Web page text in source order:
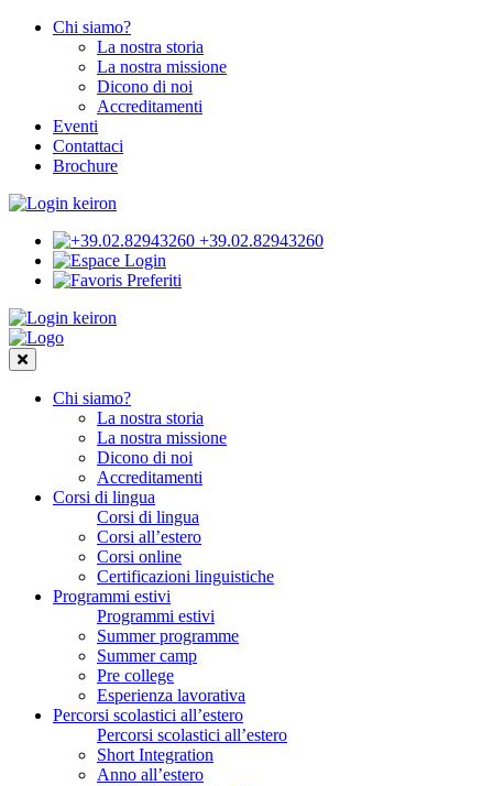
Chi siamo?
La nostra storia
La nostra missione
Dicono di noi
Accreditamenti
Eventi
Contattaci
Brochure
+39.02.82943260
Login
Preferiti
Chi siamo?
La nostra storia
La nostra missione
Dicono di noi
Accreditamenti
Corsi di lingua
Corsi di lingua
Corsi all’estero
Corsi online
Certificazioni linguistiche
Programmi estivi
Programmi estivi
Summer programme
Summer camp
Pre college
Esperienza lavorativa
Percorsi scolastici all’estero
Percorsi scolastici all’estero
Short Integration
Anno all’estero